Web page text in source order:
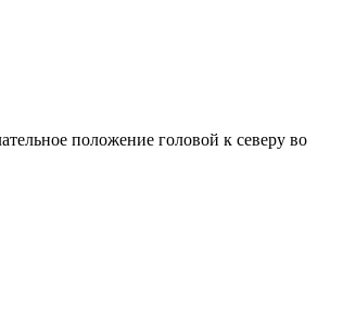
положение головой к северу во